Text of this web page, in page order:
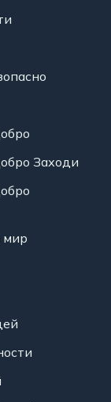
Заходи
мир